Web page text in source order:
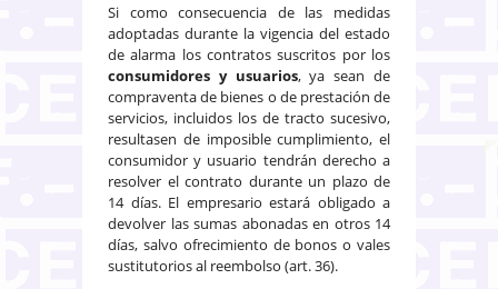
Si como consecuencia de las medidas
adoptadas durante la vigencia del estado
de alarma los contratos suscritos por los
consumidores y usuarios, ya sean de
compraventa de bienes o de prestación de
servicios, incluidos los de tracto sucesivo,
resultasen de imposible cumplimiento, el
consumidor y usuario tendrán derecho a
resolver el contrato durante un plazo de
14 días. El empresario estará obligado a
devolver las sumas abonadas en otros 14
días, salvo ofrecimiento de bonos o vales
sustitutorios al reembolso (art. 36).